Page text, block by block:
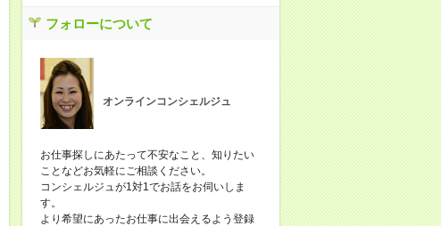
フォローについて
オンラインコンシェルジュ
お仕事探しにあたって不安なこと、知りたい
ことなどお気軽にご相談ください。
コンシェルジュが1対1でお話をお伺いしま
す。
より希望にあったお仕事に出会えるよう登録